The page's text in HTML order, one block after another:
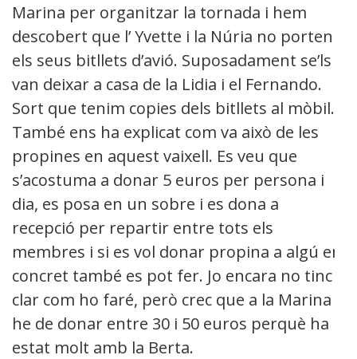
Marina per organitzar la tornada i hem
descobert que l’ Yvette i la Núria no porten
els seus bitllets d’avió. Suposadament se’ls
van deixar a casa de la Lidia i el Fernando.
Sort que tenim copies dels bitllets al mòbil.
També ens ha explicat com va això de les
propines en aquest vaixell. Es veu que
s’acostuma a donar 5 euros per persona i
dia, es posa en un sobre i es dona a
recepció per repartir entre tots els
membres i si es vol donar propina a algú en
concret també es pot fer. Jo encara no tinc
clar com ho faré, però crec que a la Marina li
he de donar entre 30 i 50 euros perquè ha
estat molt amb la Berta.